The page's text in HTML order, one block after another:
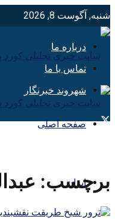
شنبه, آگوست 8, 2026
درباره ما
تماس با ما
شهروند خبرنگار
صفحه اصلی
ایران
برچسب: